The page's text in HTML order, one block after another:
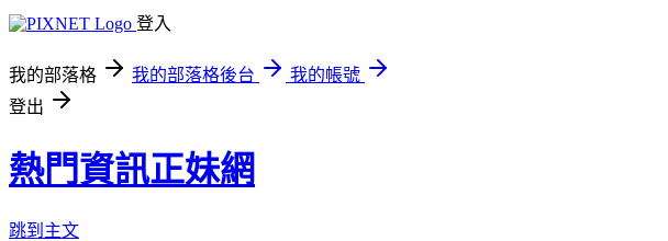
登入
我的部落格 我的部落格後台
我的帳號
登出
熱門資訊正妹網
跳到主文